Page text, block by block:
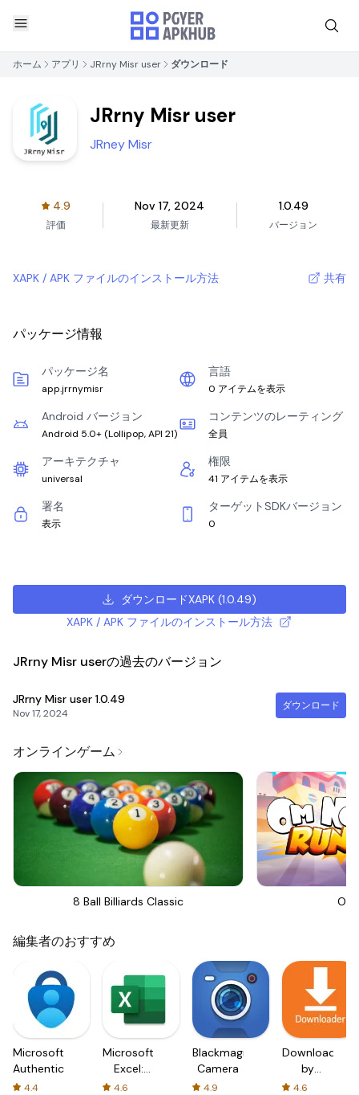
ホーム アプリ JRrny Misr user ダウンロード
JRrny Misr user
JRney Misr
4.9
評価
Nov 17, 2024
最新更新
1.0.49
バージョン
XAPK / APK ファイルのインストール方法 共有
パッケージ情報
パッケージ名
app.jrrnymisr
言語
0 アイテムを表示
Android バージョン
Android 5.0+ (Lollipop, API 21)
コンテンツのレーティング
全員
アーキテクチャ
universal
権限
41 アイテムを表示
署名
表示
ターゲットSDKバージョン
0
ダウンロードXAPK (1.0.49)
XAPK / APK ファイルのインストール方法
JRrny Misr userの過去のバージョン
JRrny Misr user 1.0.49
Nov 17, 2024
ダウンロード
オンラインゲーム
8 Ball Billiards Classic Om
編集者のおすすめ
Microsoft
Authenticator
4.4
Microsoft
Excel:
Spreadsheets
4.6
Blackmagic
Camera
4.9
Downloader
by
AFTVnews
4.6